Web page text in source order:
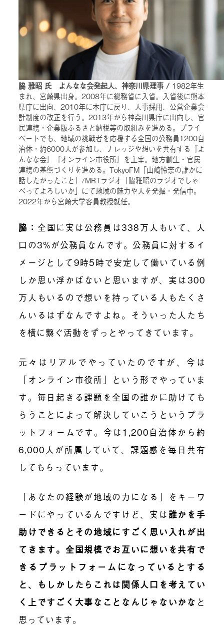
脇 雅昭 氏 よんなな会発起人、神奈川県理事 / 1982年生
まれ、宮崎県出身。2008年に総務省に入省。入省後に熊本
県庁に出向、2010年に本庁に戻り、人事採用、公営企業会
計制度の改正を行う。2013年から神奈川県庁に出向し、官
民連携・企業版ふるさと納税等の取組みを進める。プライ
ベートでも、地域の挑戦者を応援する全国の公務員1200自
治体・約6000人が参加し、ナレッジや想いを共有する『よ
んなな会』『オンライン市役所』を主宰。地方創生・官民
連携の基盤づくりを進める。TokyoFM「山崎怜奈の誰かに
話したかったこと」/MRTラジオ「脇雅昭のラジオでしゃ
べってよろしいか」にて地域の魅力や人を発掘・発信中。
2022年から宮崎大学客員教授就任。
脇： 全国に実は公務員は338万人もいて、人
口の3%が公務員なんです。公務員に対するイ
メージとして9時5時で安定して働いている例
しか思い浮かばないと思いますが、実は300
万人もいるので想いを持っている人もたくさ
んいるはずなんですよね。そういった人たち
を横に繋ぐ活動をずっとやってきています。
元々はリアルでやっていたのですが、今は
「オンライン市役所」という形でやっていま
す。毎日起きる課題を全国の誰かに助けても
らうことによって解決していこうというプラ
ットフォームです。今は1,200自治体から約
6,000人が所属していて、課題感を毎日共有
してもらっています。
「あなたの経験が地域の力になる」をキーワ
ードにやっているんですけど、実は 誰かを手
助けできるとその地域にすごく思い入れが出
てきます。全国規模でお互いに想いを共有で
きるプラットフォームになっているとする
と、もしかしたらこれは関係人口を考えてい
く上ですごく大事なことなんじゃないかな と
思っています。